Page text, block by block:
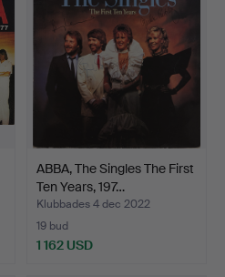
ABBA, The Singles The First
Ten Years, 197…
Klubbades 4 dec 2022
19 bud
1 162 USD